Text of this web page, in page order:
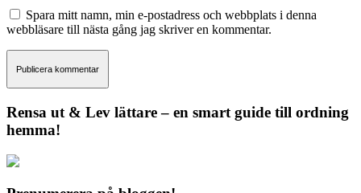
Spara mitt namn, min e-postadress och webbplats i denna
webbläsare till nästa gång jag skriver en kommentar.
Rensa ut & Lev lättare – en smart guide till ordning
hemma!